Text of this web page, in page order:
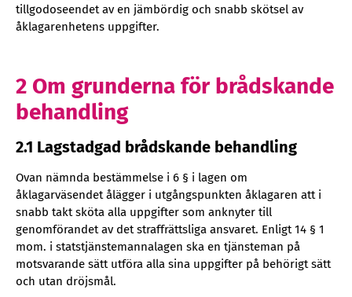
tillgodoseendet av en jämbördig och snabb skötsel av
åklagarenhetens uppgifter.
2 Om grunderna för brådskande
behandling
2.1 Lagstadgad brådskande behandling
Ovan nämnda bestämmelse i 6 § i lagen om
åklagarväsendet ålägger i utgångspunkten åklagaren att i
snabb takt sköta alla uppgifter som anknyter till
genomförandet av det straffrättsliga ansvaret. Enligt 14 § 1
mom. i statstjänstemannalagen ska en tjänsteman på
motsvarande sätt utföra alla sina uppgifter på behörigt sätt
och utan dröjsmål.